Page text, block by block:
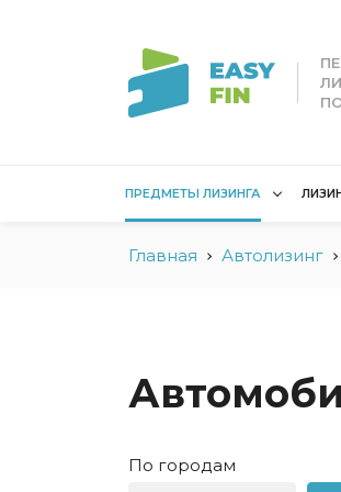
ПРЕДМЕТЫ ЛИЗИНГА
Лизинг для
Грузовые
Для юридических
Коммерческий
Главная Автолизинг
По городам